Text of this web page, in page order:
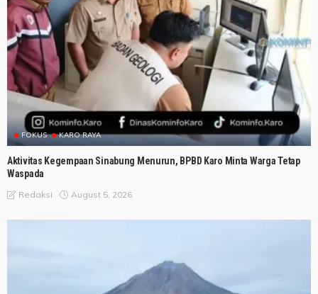
FOKUS KARO RAYA
Aktivitas Kegempaan Sinabung Menurun, BPBD Karo Minta Warga Tetap
Waspada
Redaksi August 5, 2026